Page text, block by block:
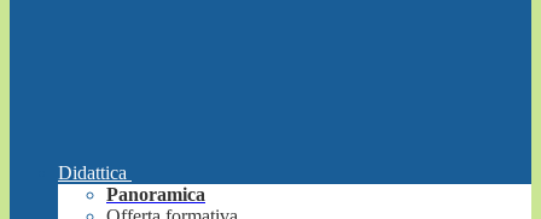
Didattica
Panoramica